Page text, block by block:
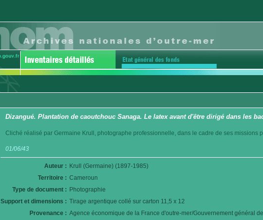
Dizangué. Plantation de caoutchouc Sanaga. Le latex avant d'être dirigé dans les
Cliché réalisé par Germaine Krull, photographe professionnelle, dans le cadre de ses missions
01/06/43
Auteur : Krull (Germaine) (1897-1985)
Territoire : Cameroun
Type de document : Photographie
Support et dimensions : Tirage argentique collé sur carton 11,5 x 12
Provenance : Agence économique de la France d'outre-mer/Gouvernement général